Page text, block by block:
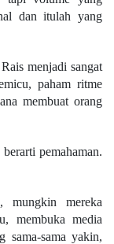
dan itulah yang
menjadi sangat
paham ritme
membuat orang
pemahaman.
mungkin mereka
membuka media
sama-sama yakin,